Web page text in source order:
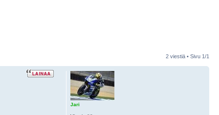
2 viestiä • Sivu 1/1
Jari